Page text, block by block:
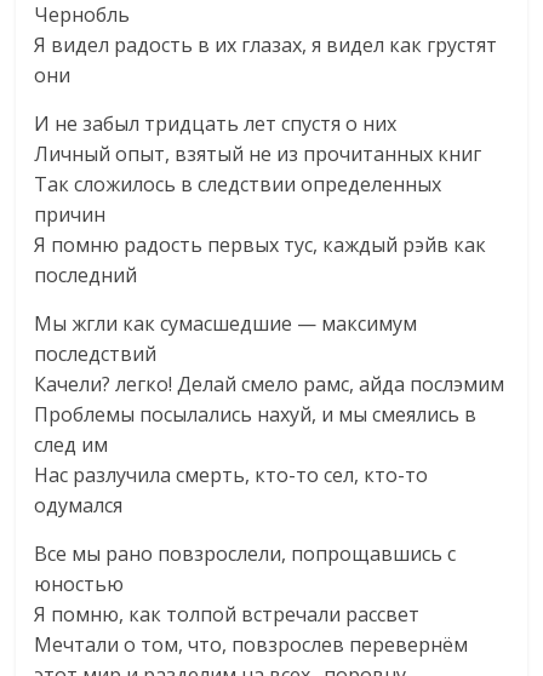
Чернобль
Я видел радость в их глазах, я видел как грустят
они
И не забыл тридцать лет спустя о них
Личный опыт, взятый не из прочитанных книг
Так сложилось в следствии определенных
причин
Я помню радость первых тус, каждый рэйв как
последний
Мы жгли как сумасшедшие — максимум
последствий
Качели? легко! Делай смело рамс, айда послэмим
Проблемы посылались нахуй, и мы смеялись в
след им
Нас разлучила смерть, кто-то сел, кто-то
одумался
Все мы рано повзрослели, попрощавшись с
юностью
Я помню, как толпой встречали рассвет
Мечтали о том, что, повзрослев перевернём